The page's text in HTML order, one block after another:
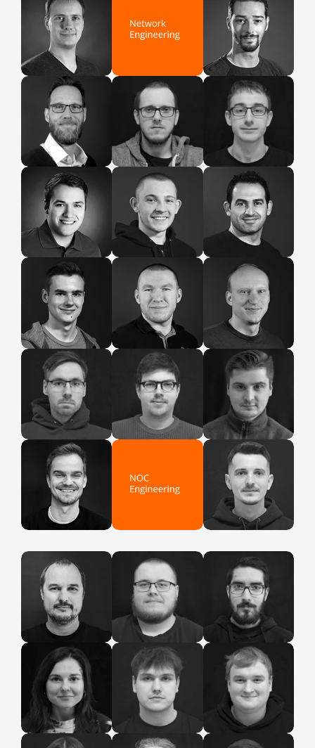
Sebastian
Produktmanagement
Dennis
Infrastruktur
Lars
Network
Engineering
Adam
Network
Engineering
Filip
Network
Engineering
Luca
Network
Engineering
Stefan
Network
Engineering
Johann
Network
Engineering
Tim
Network
Engineering
Yannic
Network
Engineering
Kevin
Network
Engineering
Patrik
Network
Engineering
Lubomír
Network
Engineering
Patrik
Network
Engineering
Denis
Network
Engineering
Jonatán
NOC
Petr
Noc
Alexandr
Noc
Dalibor
Noc
Elena
Noc
Kamil
Noc
Patrik
Noc